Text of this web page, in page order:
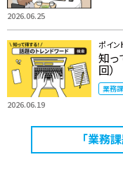
2026.06.25
2026.06.19
ポイン
知っ
回）
業務
「業務